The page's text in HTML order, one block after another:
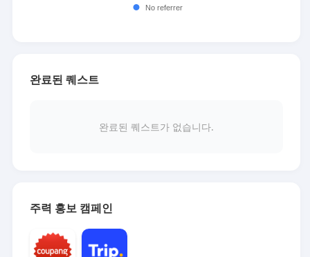
완료된 퀘스트
완료된 퀘스트가 없습니다.
주력 홍보 캠페인